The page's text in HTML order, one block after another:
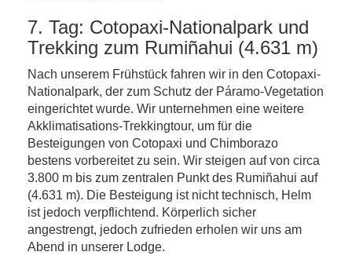
7. Tag: Cotopaxi-Nationalpark und
Trekking zum Rumiñahui (4.631 m)
Nach unserem Frühstück fahren wir in den Cotopaxi-
Nationalpark, der zum Schutz der Páramo-Vegetation
eingerichtet wurde. Wir unternehmen eine weitere
Akklimatisations-Trekkingtour, um für die
Besteigungen von Cotopaxi und Chimborazo
bestens vorbereitet zu sein. Wir steigen auf von circa
3.800 m bis zum zentralen Punkt des Rumiñahui auf
(4.631 m). Die Besteigung ist nicht technisch, Helm
ist jedoch verpflichtend. Körperlich sicher
angestrengt, jedoch zufrieden erholen wir uns am
Abend in unserer Lodge.